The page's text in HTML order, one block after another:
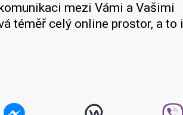
mezi Vámi a Vašimi
téměř celý online prostor, a to i